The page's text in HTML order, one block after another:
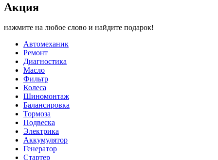
Акция
нажмите на любое слово и найдите подарок!
Автомеханик
Ремонт
Диагностика
Масло
Фильтр
Колеса
Шиномонтаж
Балансировка
Тормоза
Подвеска
Электрика
Аккумулятор
Генератор
Стартер